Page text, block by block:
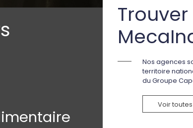
Nos agences
territoire
du Groupe
Voir